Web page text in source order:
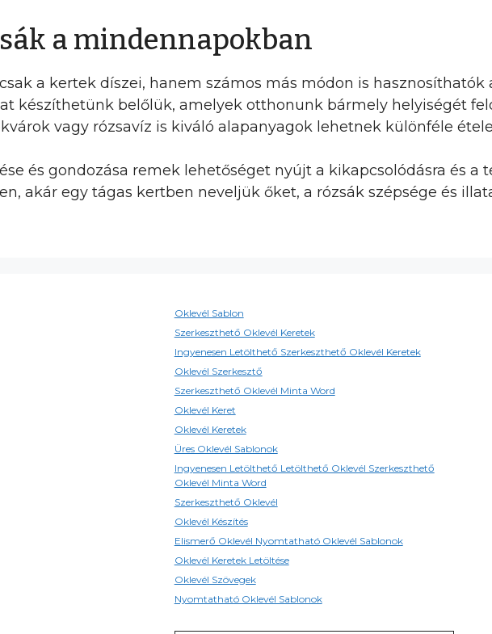
a mindennapokban
a kertek díszei, hanem számos más módon is
készíthetünk belőlük, amelyek otthonunk bármely helyiségét
vagy rózsavíz is kiváló alapanyagok lehetnek különféle
és gondozása remek lehetőséget nyújt a kikapcsolódásra és a
akár egy tágas kertben neveljük őket, a rózsák szépsége és
Oklevél Sablon
Szerkeszthető Oklevél Keretek
Ingyenesen Letölthető Szerkeszthető Oklevél Keretek
Oklevél Szerkesztő
Szerkeszthető Oklevél Minta Word
Oklevél Keret
Oklevél Keretek
Üres Oklevél Sablonok
Ingyenesen Letölthető Letölthető Oklevél Szerkeszthető
Oklevél Minta Word
Szerkeszthető Oklevél
Oklevél Készítés
Elismerő Oklevél Nyomtatható Oklevél Sablonok
Oklevél Keretek Letöltése
Oklevél Szövegek
Nyomtatható Oklevél Sablonok